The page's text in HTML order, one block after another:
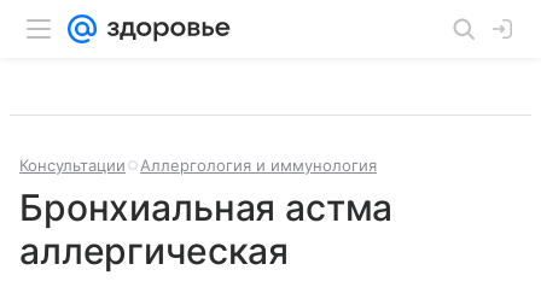
Консультации Аллергология и иммунология
Бронхиальная астма
аллергическая